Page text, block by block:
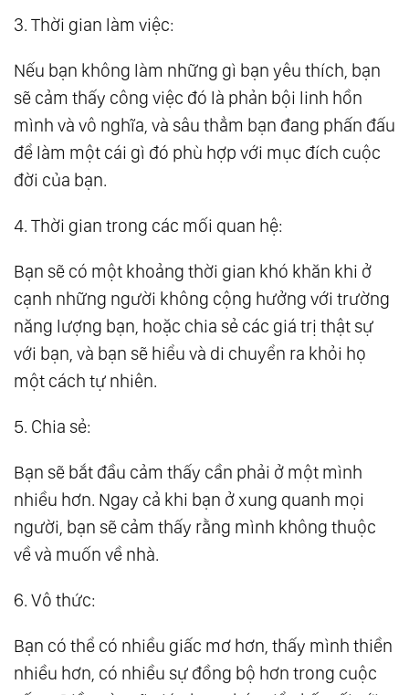
3. Thời gian làm việc:
Nếu bạn không làm những gì bạn yêu thích, bạn
sẽ cảm thấy công việc đó là phản bội linh hồn
mình và vô nghĩa, và sâu thẳm bạn đang phấn đấu
để làm một cái gì đó phù hợp với mục đích cuộc
đời của bạn.
4. Thời gian trong các mối quan hệ:
Bạn sẽ có một khoảng thời gian khó khăn khi ở
cạnh những người không cộng hưởng với trường
năng lượng bạn, hoặc chia sẻ các giá trị thật sự
với bạn, và bạn sẽ hiểu và di chuyển ra khỏi họ
một cách tự nhiên.
5. Chia sẻ:
Bạn sẽ bắt đầu cảm thấy cần phải ở một mình
nhiều hơn. Ngay cả khi bạn ở xung quanh mọi
người, bạn sẽ cảm thấy rằng mình không thuộc
về và muốn về nhà.
6. Vô thức:
Bạn có thể có nhiều giấc mơ hơn, thấy mình thiền
nhiều hơn, có nhiều sự đồng bộ hơn trong cuộc